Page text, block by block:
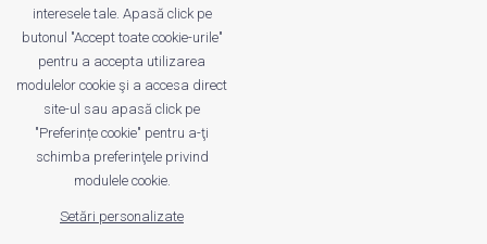
Despre noi Publicitate
Privacy
© UrbanKID. Proiect dezvoltat de Dana și
interesele tale. Apasă click pe
butonul "Accept toate cookie-urile"
pentru a accepta utilizarea
modulelor cookie şi a accesa direct
site-ul sau apasă click pe
"Preferințe cookie" pentru a-ţi
schimba preferinţele privind
modulele cookie.
Setări personalizate